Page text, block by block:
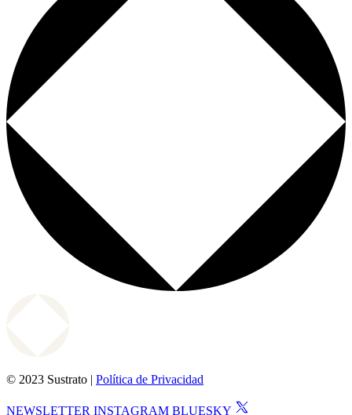
© 2023 Sustrato | Política de Privacidad
NEWSLETTER INSTAGRAM BLUESKY